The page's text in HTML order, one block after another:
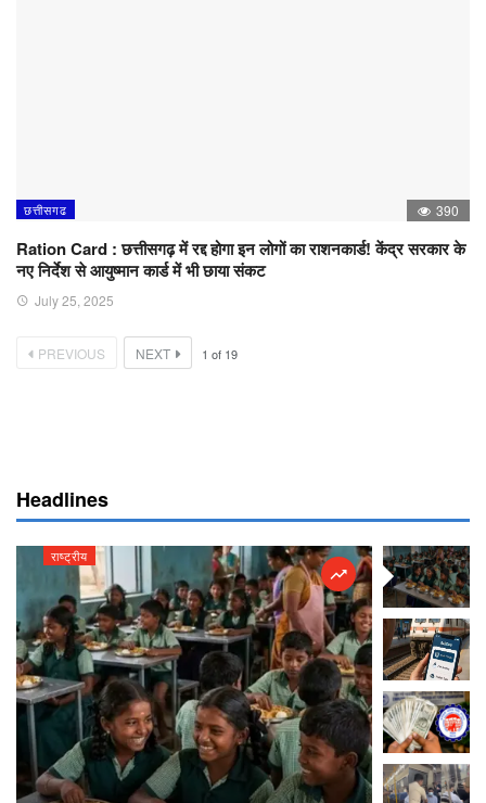
छत्तीसगढ 390
Ration Card : छत्तीसगढ़ में रद्द होगा इन लोगों का राशनकार्ड! केंद्र सरकार के
नए निर्देश से आयुष्मान कार्ड में भी छाया संकट
July 25, 2025
PREVIOUS NEXT 1 of 19
Headlines
राष्ट्रीय राष्ट्रीय